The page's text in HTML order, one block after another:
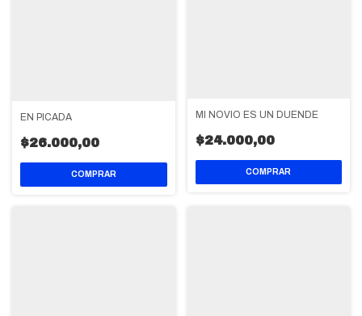
EN PICADA
$26.000,00
MI NOVIO ES UN DUENDE
$24.000,00